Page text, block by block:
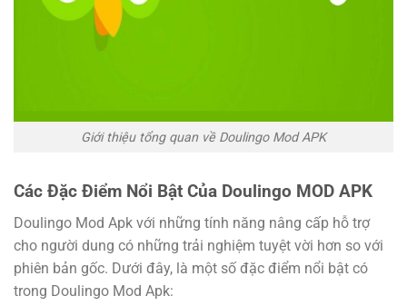
Giới thiệu tổng quan về Doulingo Mod APK
Các Đặc Điểm Nổi Bật Của Doulingo MOD APK
Doulingo Mod Apk với những tính năng nâng cấp hỗ trợ
cho người dung có những trải nghiệm tuyệt vời hơn so với
phiên bản gốc. Dưới đây, là một số đặc điểm nổi bật có
trong Doulingo Mod Apk: